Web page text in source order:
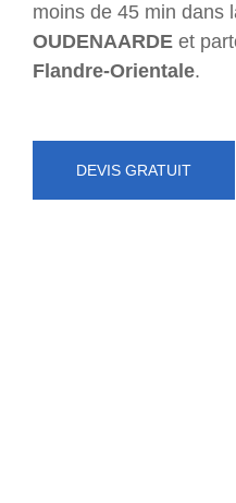
moins de 45 min dans
OUDENAARDE et
Flandre-Orientale.
DEVIS GRATUIT